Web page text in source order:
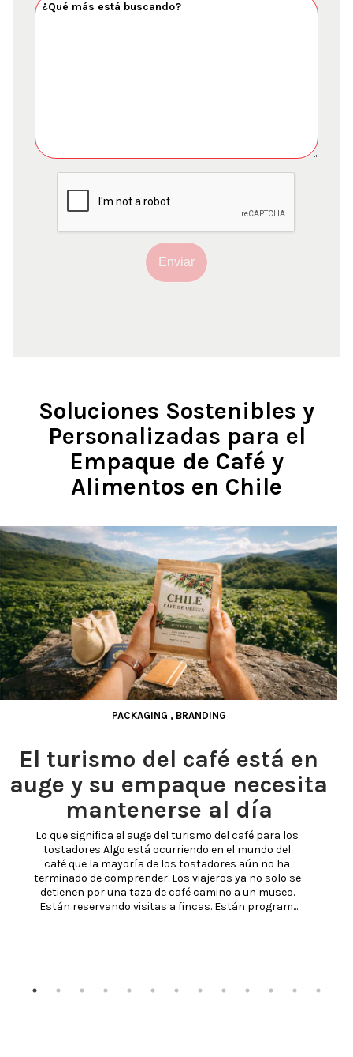
Enviar
Soluciones Sostenibles y
Personalizadas para el
Empaque de Café y
Alimentos en Chile
PACKAGING , BRANDING
El turismo del café está en
auge y su empaque necesita
mantenerse al día
Lo que significa el auge del turismo del café para los
tostadores Algo está ocurriendo en el mundo del
café que la mayoría de los tostadores aún no ha
terminado de comprender. Los viajeros ya no solo se
detienen por una taza de café camino a un museo.
Están reservando visitas a fincas. Están program...